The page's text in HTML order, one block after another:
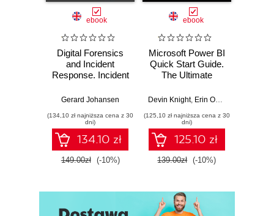
ebook
Digital Forensics
and Incident
Response. Incident
and techniques for
threat response -
Fourth Edition
Gerard Johansen
(134,10 zł najniższa cena z 30
dni)
134.10 zł
149.00zł (-10%)
ebook
Microsoft Power BI
Quick Start Guide.
The Ultimate
to Power BI, Data
Tools, and
Microsoft Fabric -
Fourth Edition
Devin Knight, Erin Ostrowsky
(125,10 zł najniższa cena z 30
dni)
125.10 zł
139.00zł (-10%)